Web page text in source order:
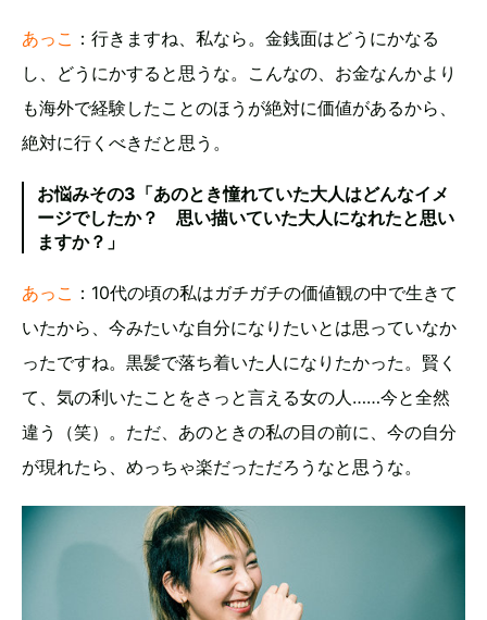
あっこ ：行きますね、私なら。金銭面はどうにかなる
し、どうにかすると思うな。こんなの、お金なんかより
も海外で経験したことのほうが絶対に価値があるから、
絶対に行くべきだと思う。
お悩みその3「あのとき憧れていた大人はどんなイメ
ージでしたか？ 思い描いていた大人になれたと思い
ますか？」
あっこ ：10代の頃の私はガチガチの価値観の中で生きて
いたから、今みたいな自分になりたいとは思っていなか
ったですね。黒髪で落ち着いた人になりたかった。賢く
て、気の利いたことをさっと言える女の人……今と全然
違う（笑）。ただ、あのときの私の目の前に、今の自分
が現れたら、めっちゃ楽だっただろうなと思うな。